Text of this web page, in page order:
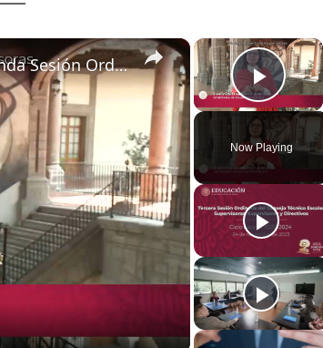
×
Play
Now Playing
×
Mensaje de Leticia Ramírez para la Segunda Sesión Ordinaria del CTE 2023-2024: Supervisores y Directores